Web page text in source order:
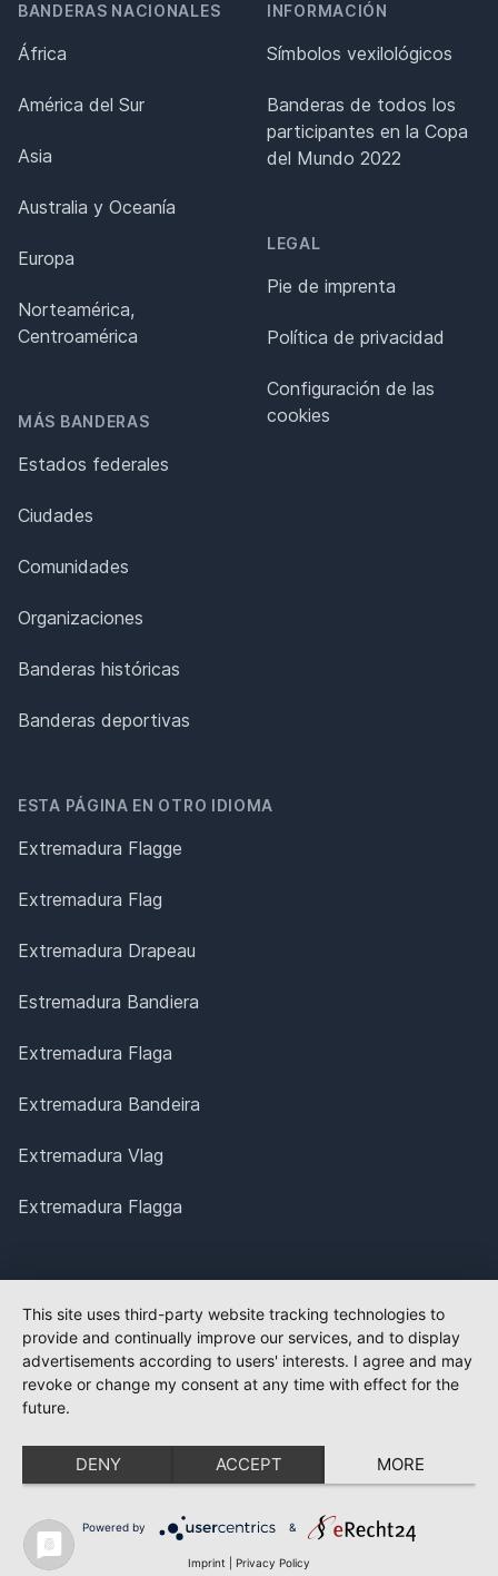
BANDERAS NACIONALES
África
América del Sur
Asia
Australia y Oceanía
Europa
Norteamérica,
Centroamérica
MÁS BANDERAS
Estados federales
Ciudades
Comunidades
Organizaciones
Banderas históricas
Banderas deportivas
INFORMACIÓN
Símbolos vexilológicos
Banderas de todos los
participantes en la Copa
del Mundo 2022
LEGAL
Pie de imprenta
Política de privacidad
Configuración de las
cookies
ESTA PÁGINA EN OTRO IDIOMA
Extremadura Flagge
Extremadura Flag
Extremadura Drapeau
Estremadura Bandiera
Extremadura Flaga
Extremadura Bandeira
Extremadura Vlag
Extremadura Flagga
This site uses third-party website tracking technologies to
provide and continually improve our services, and to display
advertisements according to users' interests. I agree and may
revoke or change my consent at any time with effect for the
future.
DENY ACCEPT MORE
Powered by &
Imprint Privacy Policy